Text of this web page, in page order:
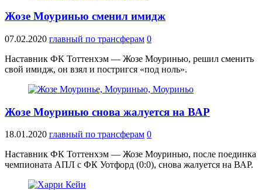
Жозе Моуринью сменил имидж
07.02.2020 главный по трансферам 0
Наставник ФК Тоттенхэм — Жозе Моуринью, решил сменить
свой имидж, он взял и постригся «под ноль».
Жозе Моуринью снова жалуется на ВАР
18.01.2020 главный по трансферам 0
Наставник ФК Тоттенхэм — Жозе Моуринью, после поединка
чемпионата АПЛ с ФК Уотфорд (0:0), снова жалуется на ВАР.